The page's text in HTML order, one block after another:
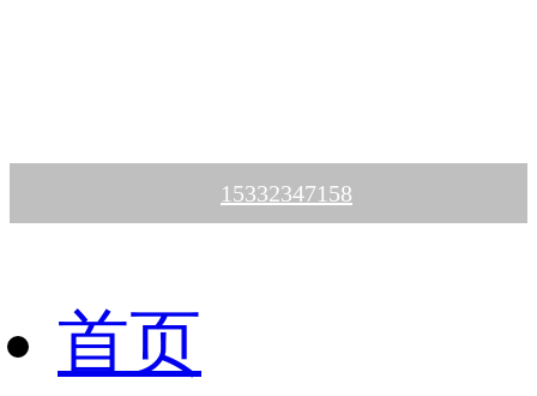
15332347158
首页